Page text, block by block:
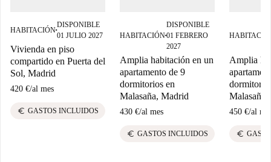
HABITACIÓN■
DISPONIBLE
01 JULIO 2027
Vivienda en piso
compartido en Puerta del
Sol, Madrid
420 €/al mes
euro GASTOS INCLUIDOS
HABITACIÓN■
DISPONIBLE
01 FEBRERO
2027
Amplia habitación en un
apartamento de 9
dormitorios en
Malasaña, Madrid
430 €/al mes
euro GASTOS INCLUIDOS
Amplia
450 €/al
euro